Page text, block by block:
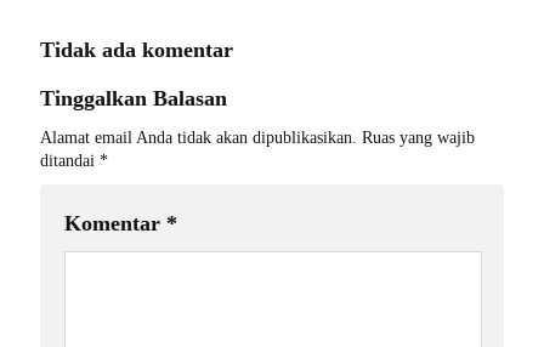
Tidak ada komentar
Tinggalkan Balasan
Alamat email Anda tidak akan dipublikasikan. Ruas yang wajib
ditandai *
Komentar *